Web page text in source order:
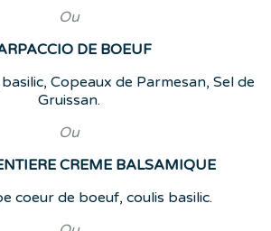
Ou
DE BOEUF
Copeaux de Parmesan, Sel de
Gruissan.
Ou
CREME BALSAMIQUE
coeur de boeuf, coulis basilic.